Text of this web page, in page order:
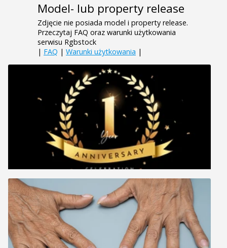
Model- lub property release
Zdjęcie nie posiada model i property release.
Przeczytaj FAQ oraz warunki użytkowania
serwisu Rgbstock
| FAQ | Warunki użytkowania |